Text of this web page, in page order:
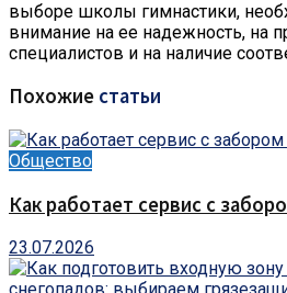
выборе школы гимнастики,
внимание на ее надежность, на
специалистов и на наличие
Похожие статьи
Общество
Как работает сервис с
23.07.2026